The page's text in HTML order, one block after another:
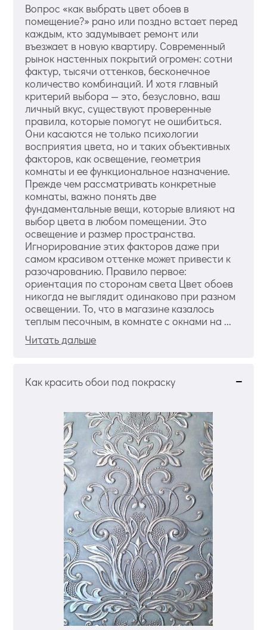
Вопрос «как выбрать цвет обоев в
помещение?» рано или поздно встает перед
каждым, кто задумывает ремонт или
въезжает в новую квартиру. Современный
рынок настенных покрытий огромен: сотни
фактур, тысячи оттенков, бесконечное
количество комбинаций. И хотя главный
критерий выбора — это, безусловно, ваш
личный вкус, существуют проверенные
правила, которые помогут не ошибиться.
Они касаются не только психологии
восприятия цвета, но и таких объективных
факторов, как освещение, геометрия
комнаты и ее функциональное назначение.
Прежде чем рассматривать конкретные
комнаты, важно понять две
фундаментальные вещи, которые влияют на
выбор цвета в любом помещении. Это
освещение и размер пространства.
Игнорирование этих факторов даже при
самом красивом оттенке может привести к
разочарованию. Правило первое:
ориентация по сторонам света Цвет обоев
никогда не выглядит одинаково при разном
освещении. То, что в магазине казалось
теплым песочным, в комнате с окнами на ...
Читать дальше
Как красить обои под покраску